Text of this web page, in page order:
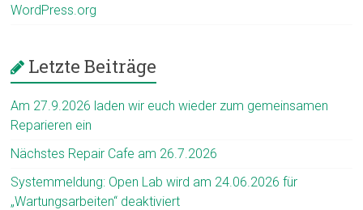
WordPress.org
Letzte Beiträge
Am 27.9.2026 laden wir euch wieder zum gemeinsamen
Reparieren ein
Nächstes Repair Cafe am 26.7.2026
Systemmeldung: Open Lab wird am 24.06.2026 für
„Wartungsarbeiten“ deaktiviert